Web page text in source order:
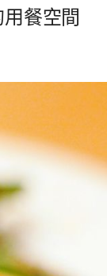
餐空間